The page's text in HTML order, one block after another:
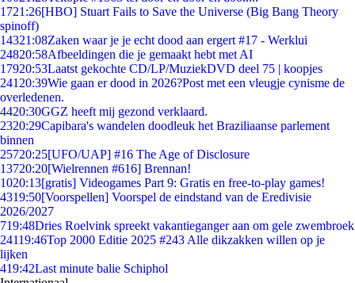
1721:26[HBO] Stuart Fails to Save the Universe (Big Bang Theory
spinoff)
14321:08Zaken waar je je echt dood aan ergert #17 - Werklui
24820:58Afbeeldingen die je gemaakt hebt met AI
17920:53Laatst gekochte CD/LP/MuziekDVD deel 75 | koopjes
241 20:39Wie gaan er dood in 2026?Post met een vleugje cynisme de
overledenen.
4420:30GGZ heeft mij gezond verklaard.
2320:29Capibara's wandelen doodleuk het Braziliaanse parlement
binnen
25720:25[UFO/UAP] #16 The Age of Disclosure
13720:20[Wielrennen #616] Brennan!
1020:13[gratis] Videogames Part 9: Gratis en free-to-play games!
4319:50[Voorspellen] Voorspel de eindstand van de Eredivisie
2026/2027
719:48Dries Roelvink spreekt vakantieganger aan om gele zwembroek
24119:46Top 2000 Editie 2025 #243 Alle dikzakken willen op je
lijken
419:42Last minute balie Schiphol